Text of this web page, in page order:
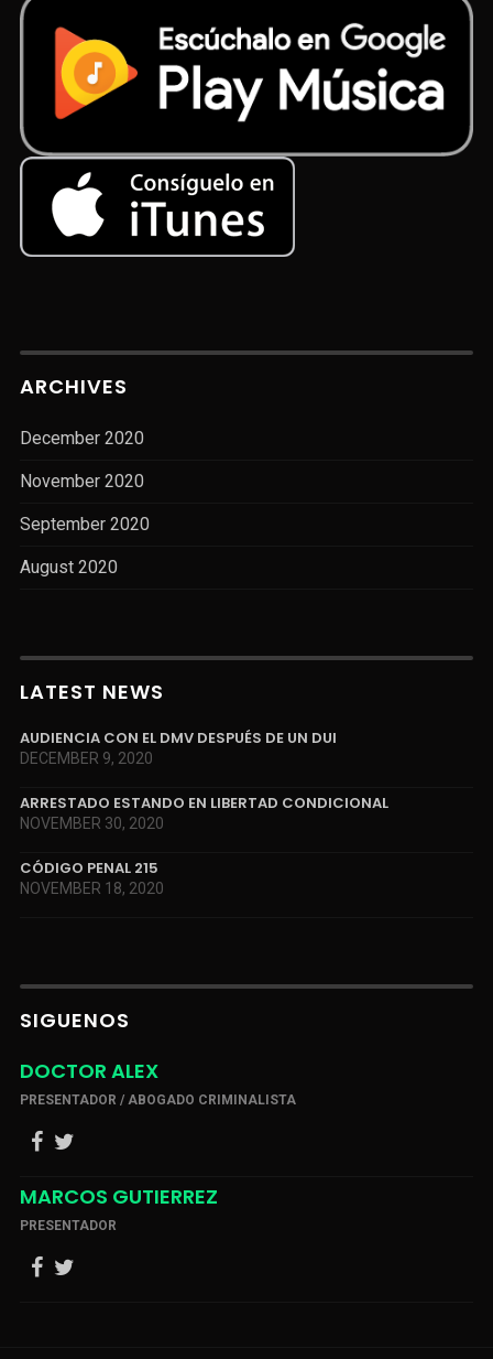
ARCHIVES
December 2020
November 2020
September 2020
August 2020
LATEST NEWS
AUDIENCIA CON EL DMV DESPUÉS DE UN DUI
DECEMBER 9, 2020
ARRESTADO ESTANDO EN LIBERTAD CONDICIONAL
NOVEMBER 30, 2020
CÓDIGO PENAL 215
NOVEMBER 18, 2020
SIGUENOS
DOCTOR ALEX
PRESENTADOR / ABOGADO CRIMINALISTA
MARCOS GUTIERREZ
PRESENTADOR